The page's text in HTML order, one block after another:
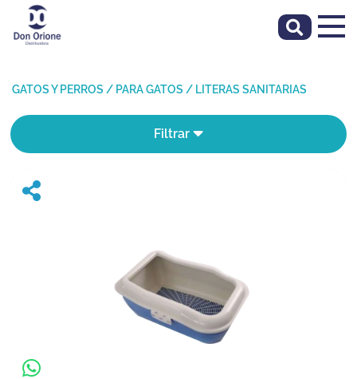
GATOS Y PERROS / PARA GATOS / LITERAS SANITARIAS
Filtrar